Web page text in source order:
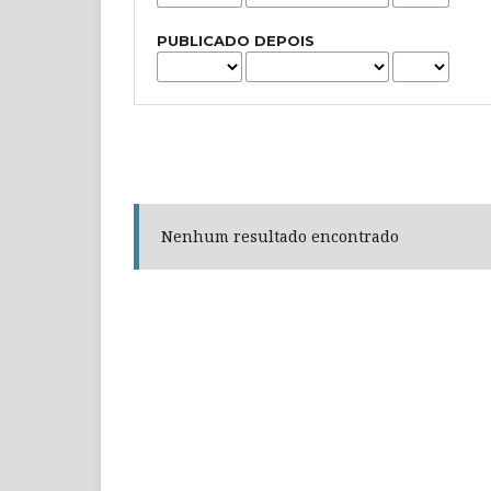
PUBLICADO DEPOIS
Nenhum resultado encontrado